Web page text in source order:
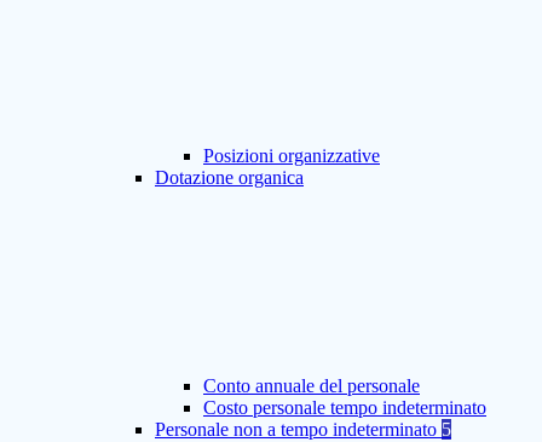
Posizioni organizzative
Dotazione organica
Conto annuale del personale
Costo personale tempo indeterminato
Personale non a tempo indeterminato 5